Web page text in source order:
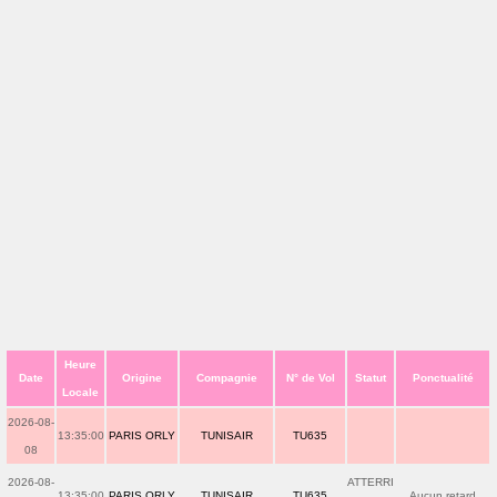
Date
Heure
Locale
Origine Compagnie N° de Vol Statut Ponctualité
2026-08-
08
13:35:00 PARIS ORLY TUNISAIR TU635
2026-08- ATTERRI